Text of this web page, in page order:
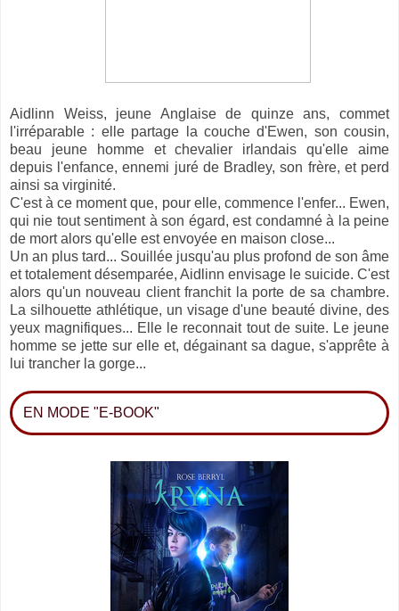
Aidlinn Weiss, jeune Anglaise de quinze ans, commet
l'irréparable : elle partage la couche d'Ewen, son cousin,
beau jeune homme et chevalier irlandais qu'elle aime
depuis l'enfance, ennemi juré de Bradley, son frère, et perd
ainsi sa virginité.
C'est à ce moment que, pour elle, commence l'enfer... Ewen,
qui nie tout sentiment à son égard, est condamné à la peine
de mort alors qu'elle est envoyée en maison close...
Un an plus tard... Souillée jusqu'au plus profond de son âme
et totalement désemparée, Aidlinn envisage le suicide. C'est
alors qu'un nouveau clientfranchit la porte de sa chambre.
La silhouette athlétique, un visage d'une beauté divine, des
yeux magnifiques... Elle le reconnait tout de suite. Le jeune
homme se jette sur elle et, dégainant sa dague, s'apprête à
lui trancher la gorge...
EN MODE "E-BOOK"